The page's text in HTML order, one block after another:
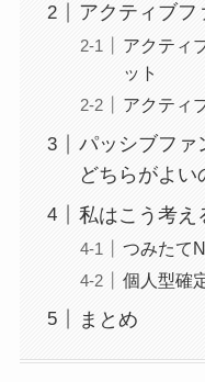
アクティブフ
アクティ
ット
アクティ
パッシブファ
どちらがよい
私はこう考え
つみたて
個人型確
まとめ